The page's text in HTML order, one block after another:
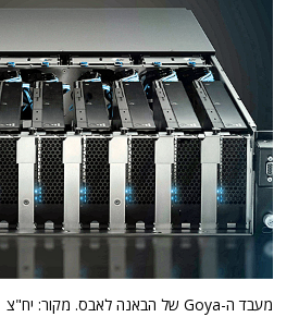
מעבד ה-Goya של הבאנה לאבס. מקור: יח"צ